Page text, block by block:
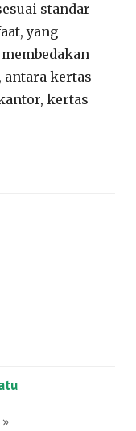
standar
yang
antara kertas
kertas